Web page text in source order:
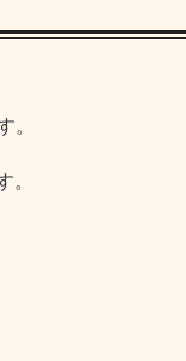
。
。